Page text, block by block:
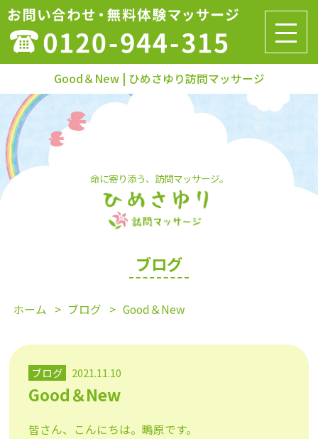
Good＆New | ひめさゆり訪問マッサージ
命に寄り添う、訪問マッサージ。
ブログ
ホーム ブログ Good＆New
ブログ 2021.11.10
Good＆New
皆さん、こんにちは。鴫原です。